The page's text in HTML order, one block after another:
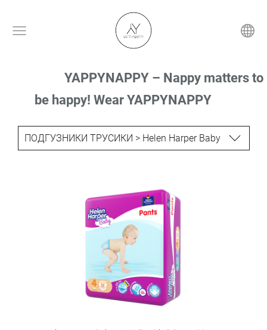
YAPPYNAPPY – Nappy matters to
be happy! Wear YAPPYNAPPY
ПОДГУЗНИКИ ТРУСИКИ > Helen Harper Baby